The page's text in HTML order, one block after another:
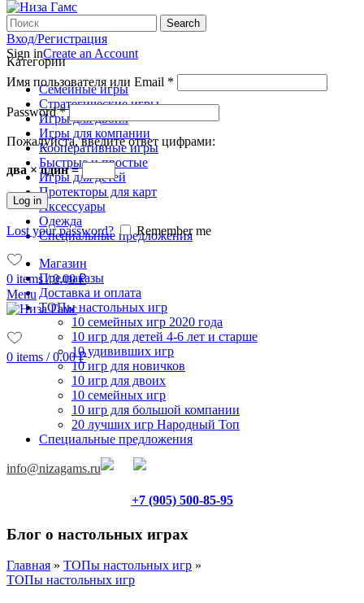
Search
Вход/Регистрация
Sign inCreate an Account
Имя пользователя или Email *
Password*
Пожалуйста, введите ответ цифрами:
два × один =
Log in
Lost your password? Remember me
0 items / 0.00₽
Menu
0 items / 0.00₽
Категории
Семейные игры
Стратегические игры
Игры для двоих
Игры для компании
Кооперативные игры
Быстрые и простые
Игры для детей
Протекторы для карт
Аксессуары
Одежда
Специальные предложения
Магазин
Предзаказы
Доставка и оплата
ТОПы настольных игр
10 семейных игр 2020 года
10 игр для детей 4-6 лет и старше
10 удививших игр
10 игр для новичков
10 игр для двоих
10 семейных игр
10 игр для большой компании
20 лучших игр Народный Топ
Специальные предложения
info@nizagams.ru
+7 (905) 500-85-95
Блог о настольных играх
Главная » ТОПы настольных игр »
ТОПы настольных игр